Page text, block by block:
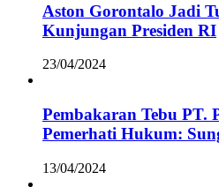
Aston Gorontalo Jadi
Kunjungan Presiden RI
23/04/2024
Pembakaran Tebu PT.
Pemerhati Hukum:
13/04/2024